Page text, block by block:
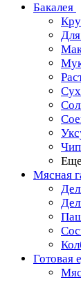
Бакалея
Еще
Мясная
Готовая